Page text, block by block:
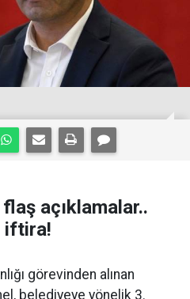
açıklamalar..
iftira!
görevinden alınan
belediyeye yönelik 3.